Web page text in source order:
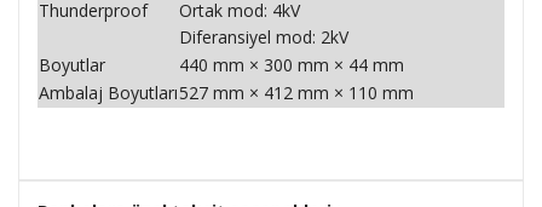
Thunderproof
Ortak mod: 4kV
Diferansiyel mod: 2kV
Boyutlar
440 mm × 300 mm × 44 mm
Ambalaj Boyutları527 mm × 412 mm × 110 mm